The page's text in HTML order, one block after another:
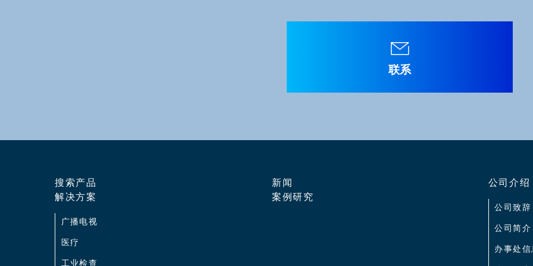
联系
搜索产品
解决方案
广播电视
医疗
工业检查
新闻
案例研究
公司介绍
公司致辞
公司简介
办事处信